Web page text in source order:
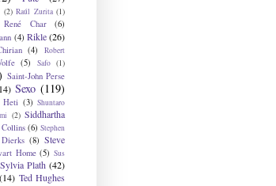
(2) Raúl Zurita (1)
René Char (6)
(4) Rikle (26)
(4)
Robert
(5) Safo (1)
Saint-John Perse
Sexo (119)
Heti (3) Shuntaro
(2) Siddhartha
(6) Stephen
(8) Steve
Home (5) Sus
Sylvia Plath (42)
(14) Ted Hughes